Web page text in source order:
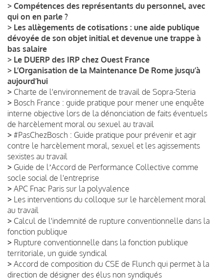
> Compétences des représentants du personnel, avec
qui on en parle ?
> Les allègements de cotisations : une aide publique
dévoyée de son objet initial et devenue une trappe à
bas salaire
> Le DUERP des IRP chez Ouest France
> L’Organisation de la Maintenance De Rome jusqu’à
aujourd’hui
> Charte de l'environnement de travail de Sopra-Steria
> Bosch France : guide pratique pour mener une enquête
interne objective lors de la dénonciation de faits éventuels
de harcèlement moral ou sexuel au travail
> #PasChezBosch : Guide pratique pour prévenir et agir
contre le harcèlement moral, sexuel et les agissements
sexistes au travail
> Guide de lʼAccord de Performance Collective comme
socle social de l'entreprise
> APC Fnac Paris sur la polyvalence
> Les interventions du colloque sur le harcèlement moral
au travail
> Calcul de l'indemnité de rupture conventionnelle dans la
fonction publique
> Rupture conventionnelle dans la fonction publique
territoriale, un guide syndical
> Accord de composition du CSE de Flunch qui permet à la
direction de désigner des élus non syndiqués